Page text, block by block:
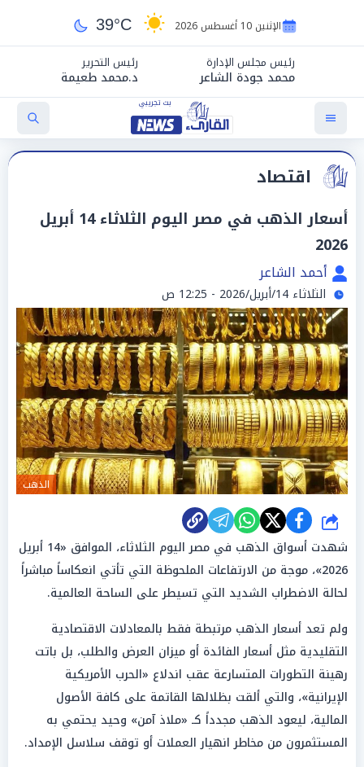
الإثنين 10 أغسطس 2026 39°C
رئيس مجلس الإدارة
محمد جودة الشاعر
رئيس التحرير
د.محمد طعيمة
اقتصاد
أسعار الذهب في مصر اليوم الثلاثاء 14 أبريل
2026
أحمد الشاعر
الثلاثاء 14/أبريل/2026 - 12:25 ص
الذهب
شارك
شهدت أسواق الذهب في مصر اليوم الثلاثاء، الموافق «14 أبريل
2026»، موجة من الارتفاعات الملحوظة التي تأتي انعكاساً مباشراً
لحالة الاضطراب الشديد التي تسيطر على الساحة العالمية.
ولم تعد أسعار الذهب مرتبطة فقط بالمعادلات الاقتصادية
التقليدية مثل أسعار الفائدة أو ميزان العرض والطلب، بل باتت
رهينة التطورات المتسارعة عقب اندلاع «الحرب الأمريكية
الإيرانية»، والتي ألقت بظلالها القاتمة على كافة الأصول
المالية، ليعود الذهب مجدداً كـ «ملاذ آمن» وحيد يحتمي به
المستثمرون من مخاطر انهيار العملات أو توقف سلاسل الإمداد.